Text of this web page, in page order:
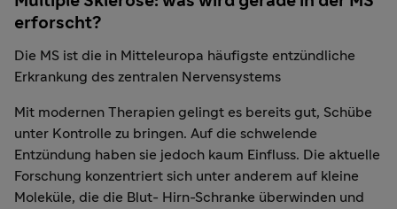
erforscht?
Die MS ist die in Mitteleuropa häufigste entzündliche
Erkrankung des zentralen Nervensystems
Mit modernen Therapien gelingt es bereits gut, Schübe
unter Kontrolle zu bringen. Auf die schwelende
Entzündung haben sie jedoch kaum Einfluss. Die aktuelle
Forschung konzentriert sich unter anderem auf kleine
Moleküle, die die Blut- Hirn-Schranke überwinden und